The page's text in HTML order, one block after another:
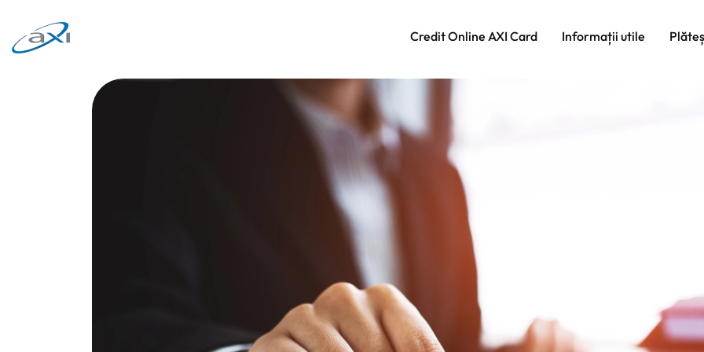
Credit Online AXI Card Informații utile